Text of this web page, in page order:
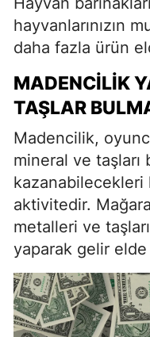
hayvanlarınızın
daha fazla ürün
MADENCILIK
TAŞLAR
Madencilik,
mineral ve taşları
aktivitedir.
metalleri ve
yaparak gelir